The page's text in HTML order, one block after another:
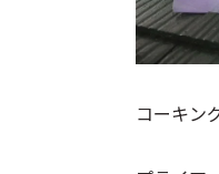
コーキン